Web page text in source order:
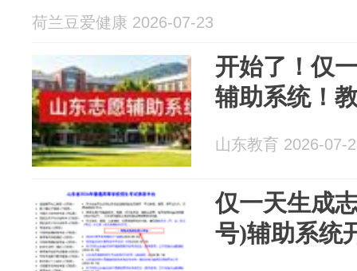
荷兰豆爱健康 2026-07-23
开始了！仅
辅助系统！
山东教育 2026-07-
仅一天生成
号)辅助系统